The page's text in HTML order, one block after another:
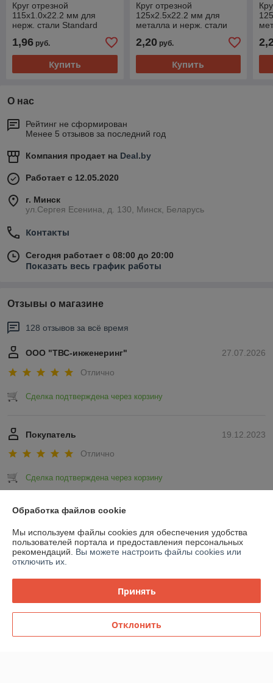
Круг отрезной
115х1.0x22.2 мм для
нерж. стали Standard
1,96 руб.
Купить
Круг отрезной
125х2.5x22.2 мм для
металла и нерж. стали
2,20руб.
Купить
О нас
Рейтинг не сформирован
Менее 5 отзывов за последний год
Компания продает на Deal.by
Работает с 12.05.2020
г. Минск
ул.Сергея Есенина, д. 130, Минск, Беларусь
Контакты
Сегодня работает с 08:00 до 20:00
Показать весь график работы
Отзывы о магазине
128 отзывов за всё время
27.07.2026
ООО "ТВС-инженеринг"
Отлично
Сделка подтверждена через корзину
19.12.2023
Покупатель
Отлично
Сделка подтверждена через корзину
Показать все отзывы
О нас
Контакты
Доставка и оплата
График работы
Обработка файлов cookie
Мы используем файлы cookies для обеспечения удобства
пользователей портала и предоставления персональных
рекомендаций. Вы можете настроить файлы cookies или
отключить их.
Принять
Отклонить